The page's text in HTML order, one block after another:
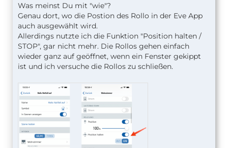
Was meinst Du mit "wie"?
Genau dort, wo die Postion des Rollo in der Eve App
auch ausgewählt wird.
Allerdings nutzte ich die Funktion "Position halten /
STOP", gar nicht mehr. Die Rollos gehen einfach
wieder ganz auf geöffnet, wenn ein Fenster gekippt
ist und ich versuche die Rollos zu schließen.